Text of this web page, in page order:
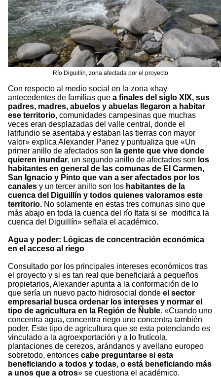
Río Diguillín, zona afectada por el proyecto
Con respecto al medio social en la zona «hay
antecedentes de familias que a finales del siglo XIX, sus
padres, madres, abuelos y abuelas llegaron a habitar
ese territorio, comunidades campesinas que muchas
veces eran desplazadas del valle central, donde el
latifundio se asentaba y estaban las tierras con mayor
valor» explica Alexander Panez y puntualiza que «Un
primer anillo de afectados son la gente que vive donde
quieren inundar, un segundo anillo de afectados son los
habitantes en general de las comunas de El Carmen,
San Ignacio y Pinto que van a ser afectados por los
canales y un tercer anillo son los habitantes de la
cuenca del Diguillín y todos quienes valoramos este
territorio. No solamente en estas tres comunas sino que
más abajo en toda la cuenca del río Itata si se modifica la
cuenca del Diguillín» señala el académico.
Agua y poder: Lógicas de concentración económica
en el acceso al riego
Consultado por los principales intereses económicos tras
el proyecto y si es tan real que beneficiará a pequeños
propietarios, Alexander apunta a la conformación de lo
que sería un nuevo pacto hidrosocial donde el sector
empresarial busca ordenar los intereses y normar el
tipo de agricultura en la Región de Ñuble. «Cuando uno
concentra agua, concentra riego uno concentra también
poder. Este tipo de agricultura que se esta potenciando es
vinculado a la agroexportación y a lo frutícola,
plantaciones de cerezos, arándanos y avellano europeo
sobretodo, entonces cabe preguntarse si esta
beneficiando a todos y todas, o está beneficiando más
a unos que a otros» se cuestiona el académico.